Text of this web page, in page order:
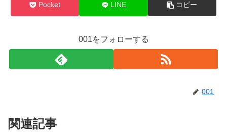
Pocket LINE コピー
001をフォローする
001
関連記事